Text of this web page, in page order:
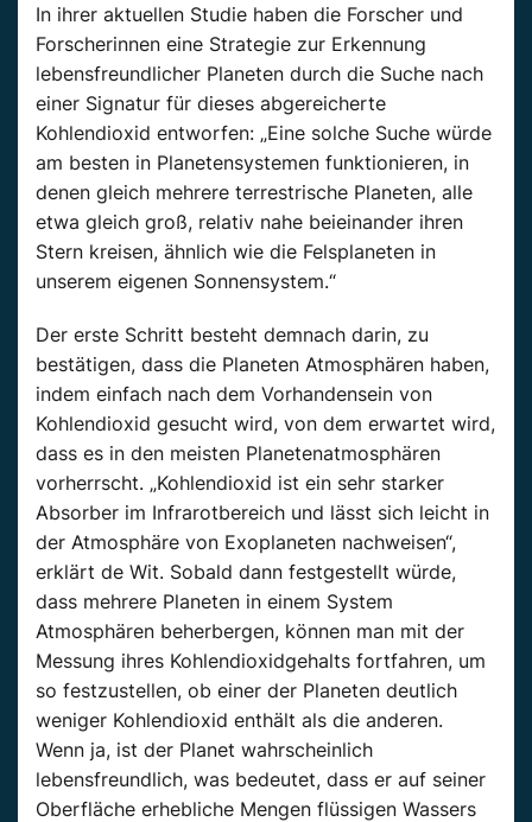
In ihrer aktuellen Studie haben die Forscher und
Forscherinnen eine Strategie zur Erkennung
lebensfreundlicher Planeten durch die Suche nach
einer Signatur für dieses abgereicherte
Kohlendioxid entworfen: „Eine solche Suche würde
am besten in Planetensystemen funktionieren, in
denen gleich mehrere terrestrische Planeten, alle
etwa gleich groß, relativ nahe beieinander ihren
Stern kreisen, ähnlich wie die Felsplaneten in
unserem eigenen Sonnensystem.“
Der erste Schritt besteht demnach darin, zu
bestätigen, dass die Planeten Atmosphären haben,
indem einfach nach dem Vorhandensein von
Kohlendioxid gesucht wird, von dem erwartet wird,
dass es in den meisten Planetenatmosphären
vorherrscht. „Kohlendioxid ist ein sehr starker
Absorber im Infrarotbereich und lässt sich leicht in
der Atmosphäre von Exoplaneten nachweisen“,
erklärt de Wit. Sobald dann festgestellt würde,
dass mehrere Planeten in einem System
Atmosphären beherbergen, können man mit der
Messung ihres Kohlendioxidgehalts fortfahren, um
so festzustellen, ob einer der Planeten deutlich
weniger Kohlendioxid enthält als die anderen.
Wenn ja, ist der Planet wahrscheinlich
lebensfreundlich, was bedeutet, dass er auf seiner
Oberfläche erhebliche Mengen flüssigen Wassers